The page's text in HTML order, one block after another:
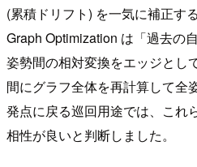
(累積ドリフト) を一気に補正す
Graph Optimization は「過去の
姿勢間の相対変換をエッジとし
間にグラフ全体を再計算して全
発点に戻る巡回用途では、これ
相性が良いと判断しました。